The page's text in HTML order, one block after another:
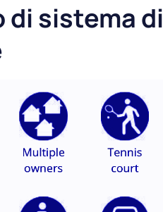
sistema di